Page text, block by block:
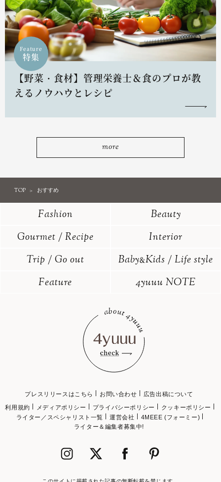
Feature
特集
【野菜・食材】管理栄養士＆食のプロが教
えるノウハウとレシピ
more
TOP おすすめ
Fashion
Beauty
Gourmet / Recipe
Interior
Trip / Go out
Baby&Kids / Life style
Feature
4yuuu NOTE
プレスリリースはこちら お問い合わせ
広告出稿について
利用規約
メディアポリシー プライバシーポリシー
クッキーポリシー
ライター／スペシャリスト一覧
運営会社
4MEEE (フォーミー)
ライター＆編集者募集中!